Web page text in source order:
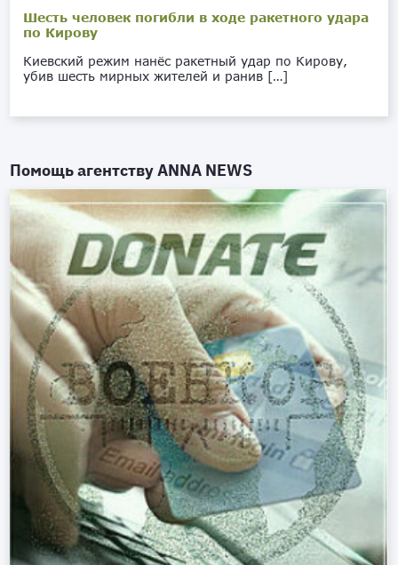
Шесть человек погибли в ходе ракетного удара
по Кирову
Киевский режим нанёс ракетный удар по Кирову,
убив шесть мирных жителей и ранив […]
Помощь агентствуANNA NEWS